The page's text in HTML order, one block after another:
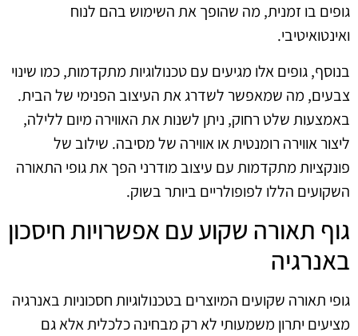
גופים בו זמנית, מה שהופך את השימוש בהם לנוח
ואינטואיטיבי.
בנוסף, גופים אלו מגיעים עם טכנולוגיות מתקדמות, כמו שינוי
צבעים, מה שמאפשר לשדרג את העיצוב הפנימי של הבית.
באמצעות שלט רחוק, ניתן לשנות את האווירה מיום ללילה,
ליצור אווירה רומנטית או אווירה של מסיבה. שילוב של
פונקציות מתקדמות עם עיצוב מודרני הפך את גופי התאורה
השקועים הללו לפופולריים ביותר בשוק.
גוף תאורה שקוע עם אפשרויות חיסכון
באנרגיה
גופי תאורה שקועים המיוצרים בטכנולוגיות חסכוניות באנרגיה
מציעים יתרון משמעותי לא רק מבחינה כלכלית אלא גם